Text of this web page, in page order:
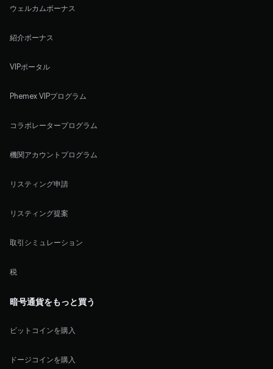
ウェルカムボーナス
紹介ボーナス
VIPポータル
Phemex VIPプログラム
コラボレータープログラム
機関アカウントプログラム
リスティング申請
リスティング提案
取引シミュレーション
税
暗号通貨をもっと買う
ビットコインを購入
ドージコインを購入